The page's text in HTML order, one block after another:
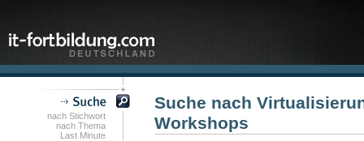
nach Stichwort
nach Thema
Last Minute
Suche nach
Workshops